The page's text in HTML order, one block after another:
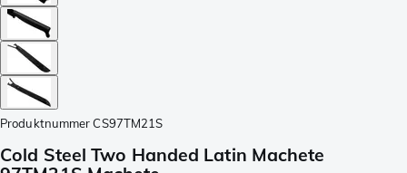
Produktnummer CS97TM21S
Cold Steel Two Handed Latin Machete